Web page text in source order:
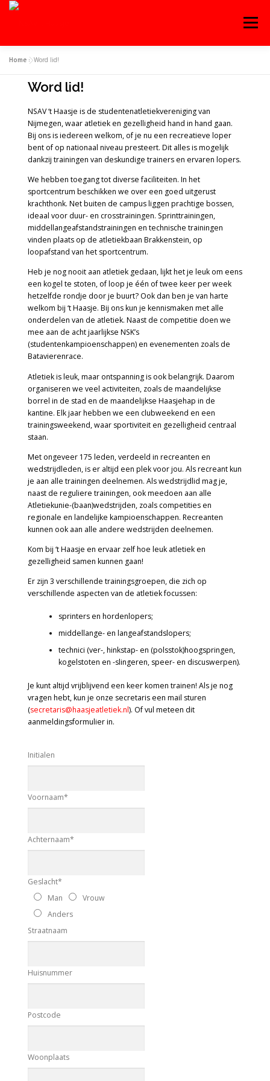
Menu
TRAINING WORD LID! CONTACT
INLOGGEN ENGLISH
Home »Word lid!
Word lid!
NSAV ‘t Haasje is de studentenatletiekvereniging van
Nijmegen, waar atletiek en gezelligheid hand in hand gaan.
Bij ons is iedereen welkom, of je nu een recreatieve loper
bent of op nationaal niveau presteert. Dit alles is mogelijk
dankzij trainingen van deskundige trainers en ervaren lopers.
We hebben toegang tot diverse faciliteiten. In het
sportcentrum beschikken we over een goed uitgerust
krachthonk. Net buiten de campus liggen prachtige bossen,
ideaal voor duur- en crosstrainingen. Sprinttrainingen,
middellangeafstandstrainingen en technische trainingen
vinden plaats op de atletiekbaan Brakkenstein, op
loopafstand van het sportcentrum.
Heb je nog nooit aan atletiek gedaan, lijkt het je leuk om eens
een kogel te stoten, of loop je één of twee keer per week
hetzelfde rondje door je buurt? Ook dan ben je van harte
welkom bij ‘t Haasje. Bij ons kun je kennismaken met alle
onderdelen van de atletiek. Naast de competitie doen we
mee aan de acht jaarlijkse NSK’s
(studentenkampioenschappen) en evenementen zoals de
Batavierenrace.
Atletiek is leuk, maar ontspanning is ook belangrijk. Daarom
organiseren we veel activiteiten, zoals de maandelijkse
borrel in de stad en de maandelijkse Haasjehap in de
kantine. Elk jaar hebben we een clubweekend en een
trainingsweekend, waar sportiviteit en gezelligheid centraal
staan.
Met ongeveer 175 leden, verdeeld in recreanten en
wedstrijdleden, is er altijd een plek voor jou. Als recreant kun
je aan alle trainingen deelnemen. Als wedstrijdlid mag je,
naast de reguliere trainingen, ook meedoen aan alle
Atletiekunie-(baan)wedstrijden, zoals competities en
regionale en landelijke kampioenschappen. Recreanten
kunnen ook aan alle andere wedstrijden deelnemen.
Kom bij ‘t Haasje en ervaar zelf hoe leuk atletiek en
gezelligheid samen kunnen gaan!
Er zijn 3 verschillende trainingsgroepen, die zich op
verschillende aspecten van de atletiek focussen:
sprinters en hordenlopers;
middellange- en langeafstandslopers;
technici (ver-, hinkstap- en (polsstok)hoogspringen,
kogelstoten en -slingeren, speer- en discuswerpen).
Je kunt altijd vrijblijvend een keer komen trainen! Als je nog
vragen hebt, kun je onze secretaris een mail sturen
(secretaris@haasjeatletiek.nl). Of vul meteen dit
aanmeldingsformulier in.
Initialen
Voornaam*
Achternaam*
Geslacht*
Man
Vrouw
Anders
Straatnaam
Huisnummer
Postcode
Woonplaats